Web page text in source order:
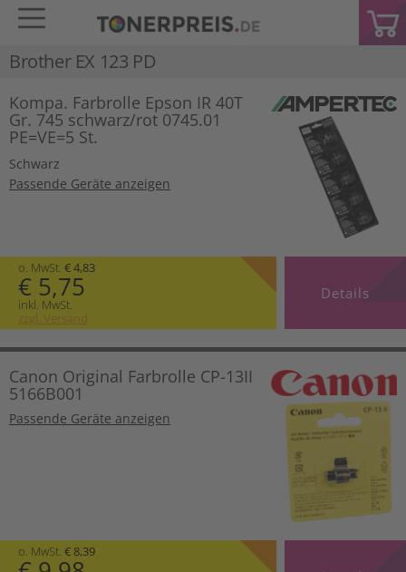
Brother EX 123 PD
Kompa. Farbrolle Epson IR 40T
Gr. 745 schwarz/rot 0745.01
PE=VE=5 St.
Schwarz
Passende Geräte anzeigen
o. MwSt. € 4,83
€ 5,75
inkl. MwSt.
zzgl. Versand
Details
Canon Original Farbrolle CP-13II
5166B001
Passende Geräte anzeigen
o. MwSt. € 8,39